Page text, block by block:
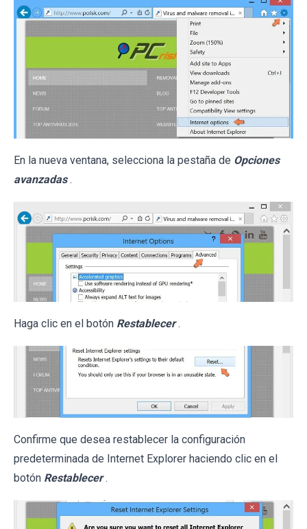
En la nueva ventana, selecciona la pestaña de Opciones
avanzadas .
Haga clic en el botón Restablecer .
Confirme que desea restablecer la configuración
predeterminada de Internet Explorer haciendo clic en el
botón Restablecer .